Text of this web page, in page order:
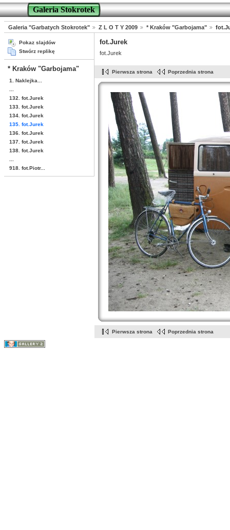
Galeria Stokrotek
Galeria "Garbatych Stokrotek" Z L O T Y 2009 * Kraków "Garbojama"
Pokaz slajdów
Stwórz replikę
* Kraków "Garbojama"
1. Naklejka...
132. fot.Jurek
133. fot.Jurek
134. fot.Jurek
135. fot.Jurek
136. fot.Jurek
137. fot.Jurek
138. fot.Jurek
918. fot.Piotr...
fot.Jurek
fot.Jurek
Pierwsza strona Poprzednia strona
Pierwsza strona Poprzednia strona